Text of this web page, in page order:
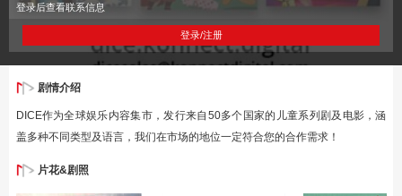
登录后查看联系信息
登录/注册
剧情介绍
DICE作为全球娱乐内容集市，发行来自50多个国家的儿童系列剧及电影，涵
盖多种不同类型及语言，我们在市场的地位一定符合您的合作需求！
片花&剧照